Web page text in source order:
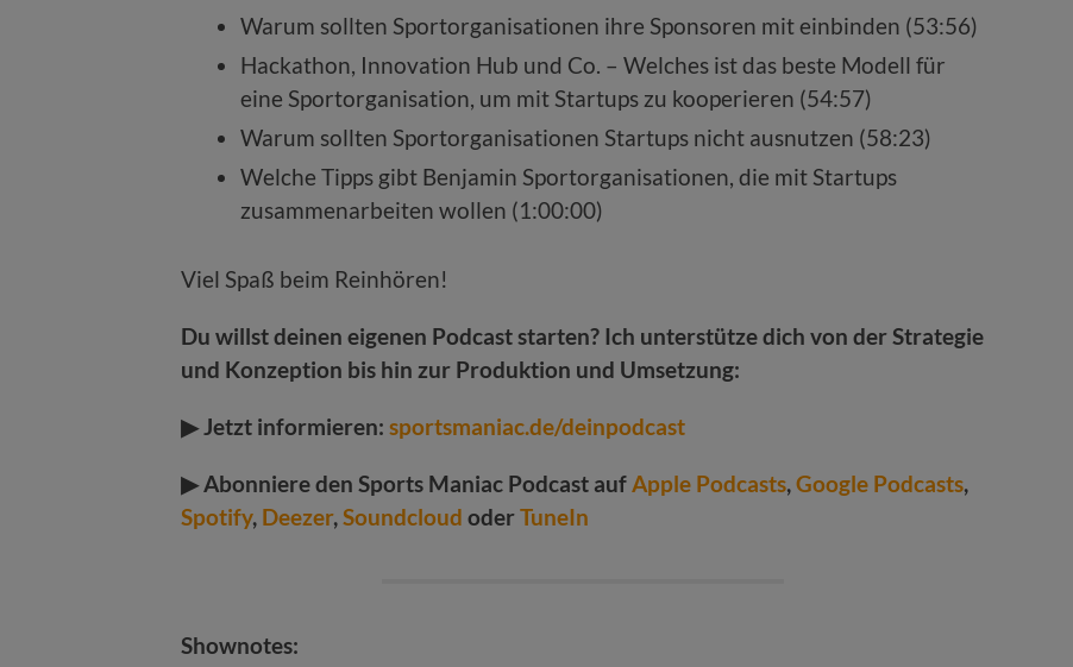
Warum sollten Sportorganisationen ihre Sponsoren mit einbinden (53:56)
Hackathon, Innovation Hub und Co. – Welches ist das beste Modell für
eine Sportorganisation, um mit Startups zu kooperieren (54:57)
Warum sollten Sportorganisationen Startups nicht ausnutzen (58:23)
Welche Tipps gibt Benjamin Sportorganisationen, die mit Startups
zusammenarbeiten wollen (1:00:00)
Viel Spaß beim Reinhören!
Du willst deinen eigenen Podcast starten? Ich unterstütze dich von der Strategie
und Konzeption bis hin zur Produktion und Umsetzung:
▶ Jetzt informieren: sportsmaniac.de/deinpodcast
▶ Abonniere den Sports Maniac Podcast auf Apple Podcasts, Google Podcasts,
Spotify, Deezer, Soundcloud oderTuneIn
Shownotes: